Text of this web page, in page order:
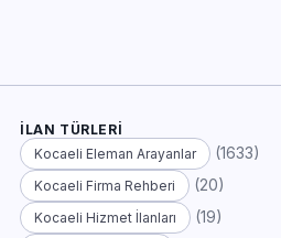
İLAN TÜRLERI
Kocaeli Eleman Arayanlar
(1633)
Kocaeli Firma Rehberi (20)
Kocaeli Hizmet İlanları (19)